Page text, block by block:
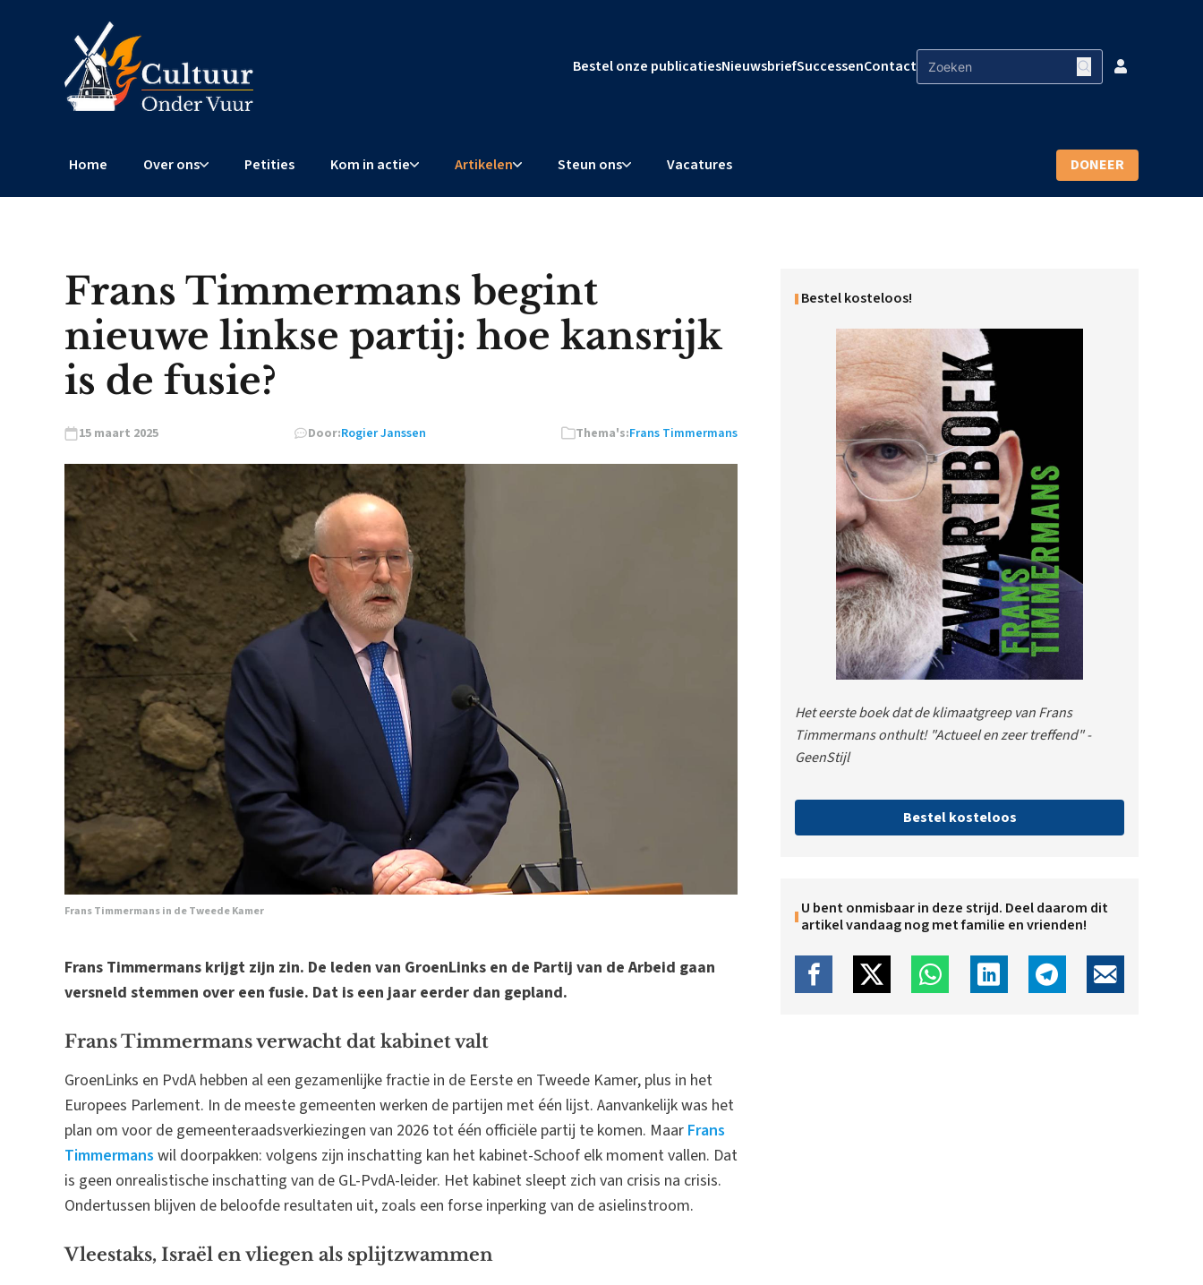
Bestel onze publicatiesNieuwsbriefSuccessenContact
Home Over ons Petities Kom in actie Artikelen Steun ons Vacatures DONEER
Frans Timmermans begint
nieuwe linkse partij: hoe kansrijk
is de fusie?
15 maart 2025 Door:Rogier Janssen Thema's:Frans Timmermans
Frans Timmermans in de Tweede Kamer
Frans Timmermans krijgt zijn zin. De leden van GroenLinks en de Partij van de Arbeid gaan
versneld stemmen over een fusie. Dat is een jaar eerder dan gepland.
Frans Timmermans verwacht dat kabinet valt
GroenLinks en PvdA hebben al een gezamenlijke fractie in de Eerste en Tweede Kamer, plus in het
Europees Parlement. In de meeste gemeenten werken de partijen met één lijst. Aanvankelijk was het
plan om voor de gemeenteraadsverkiezingen van 2026 tot één officiële partij te komen. Maar Frans
Timmermans wil doorpakken: volgens zijn inschatting kan het kabinet-Schoof elk moment vallen. Dat
is geen onrealistische inschatting van de GL-PvdA-leider. Het kabinet sleept zich van crisis na crisis.
Ondertussen blijven de beloofde resultaten uit, zoals een forse inperking van de asielinstroom.
Vleestaks, Israël en vliegen als splijtzwammen
Bestel kosteloos!
Het eerste boek dat de klimaatgreep van Frans
Timmermans onthult! "Actueel en zeer treffend" -
GeenStijl
Bestel kosteloos
U bent onmisbaar in deze strijd. Deel daarom dit
artikel vandaag nog met familie en vrienden!